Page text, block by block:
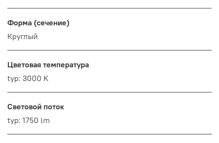
Форма (сечение)
Круглый
Цветовая температура
typ: 3000 K
Световой поток
typ: 1750 lm